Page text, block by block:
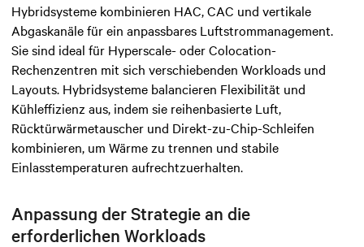
Hybridsysteme kombinieren HAC, CAC und vertikale
Abgaskanäle für ein anpassbares Luftstrommanagement.
Sie sind ideal für Hyperscale- oder Colocation-
Rechenzentren mit sich verschiebenden Workloads und
Layouts. Hybridsysteme balancieren Flexibilität und
Kühleffizienz aus, indem sie reihenbasierte Luft,
Rücktürwärmetauscher und Direkt-zu-Chip-Schleifen
kombinieren, um Wärme zu trennen und stabile
Einlasstemperaturen aufrechtzuerhalten.
Anpassung der Strategie an die
erforderlichen Workloads